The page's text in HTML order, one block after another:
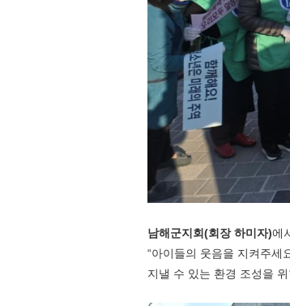
남해군지회(회장 하미자)에
“아이들의 웃음을 지켜주세
지낼 수 있는 환경 조성을